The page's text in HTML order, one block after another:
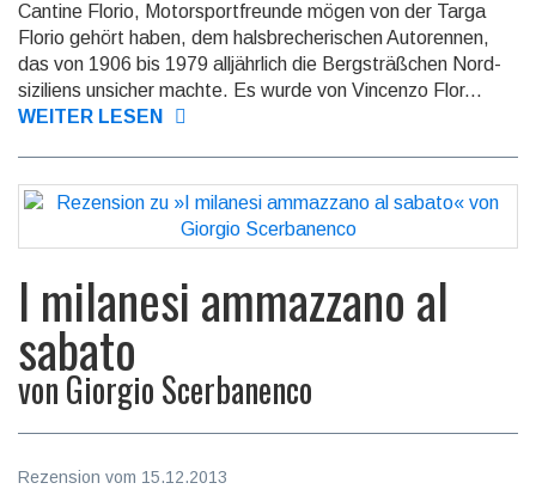
Cantine Florio, Motor­sport­freunde mögen von der Targa
Florio gehört haben, dem hals­brecheri­schen Auto­rennen,
das von 1906 bis 1979 alljähr­lich die Berg­sträß­chen Nord­
siziliens unsicher machte. Es wurde von Vincenzo Flor...
WEITER LESEN
I milanesi ammazzano al
sabato
vonGiorgio Scerbanenco
Rezension vom 15.12.2013